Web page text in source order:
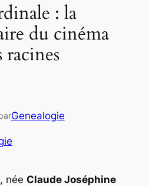
: la
du cinéma
racines
Genealogie
, née Claude Joséphine